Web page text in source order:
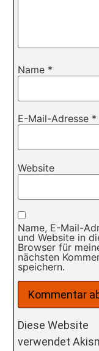
Name *
E-Mail-Adresse *
Website
Name, E-Mail-
und Website in
Browser für
nächsten
speichern.
Diese Website
verwendet